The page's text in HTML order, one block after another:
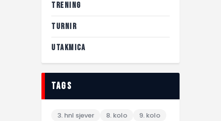
TRENING
TURNIR
UTAKMICA
tags
3. hnl sjever 8. kolo
9. kolo